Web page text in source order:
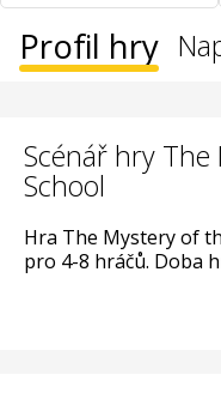
Profil hry
Scénář hry The
School
Hra The Mystery of
pro 4-8 hráčů. Doba